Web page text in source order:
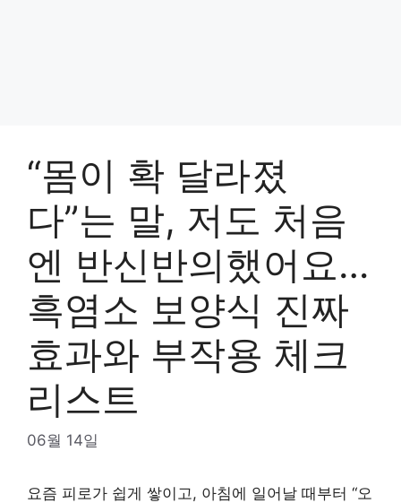
“몸이 확 달라졌
다”는 말, 저도 처음
엔 반신반의했어요…
흑염소 보양식 진짜
효과와 부작용 체크
리스트
06월 14일
요즘 피로가 쉽게 쌓이고, 아침에 일어날 때부터 “오